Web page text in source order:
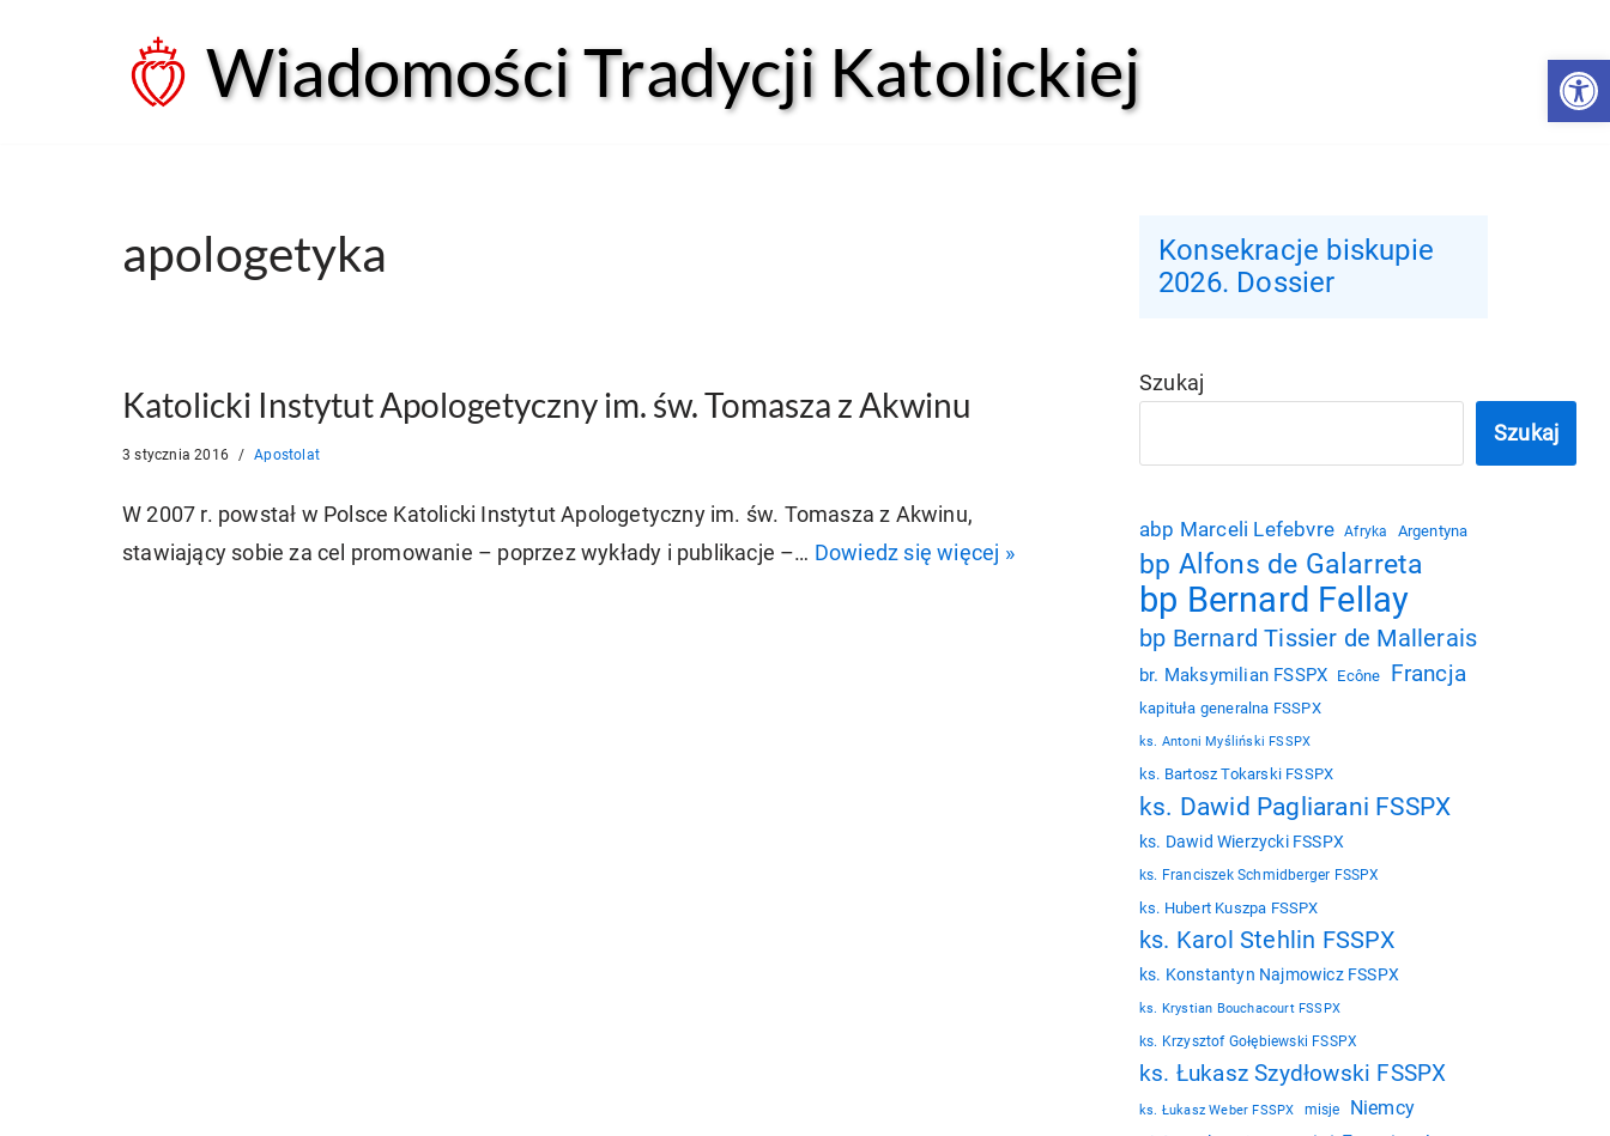
Wiadomości Tradycji Katolickiej
apologetyka
Katolicki Instytut Apologetyczny im. św. Tomasza z Akwinu
3 stycznia 2016 Apostolat
W 2007 r. powstał w Polsce Katolicki Instytut Apologetyczny im. św. Tomasza z Akwinu,
stawiający sobie za cel promowanie – poprzez wykłady i publikacje –… Dowiedz się więcej »
Konsekracje biskupie
2026. Dossier
Szukaj
Szukaj
abp Marceli Lefebvre Afryka Argentyna
bp Alfons de Galarreta
bp Bernard Fellay
bp Bernard Tissier de Mallerais
br. Maksymilian FSSPX Ecône Francja
kapituła generalna FSSPX
ks. Antoni Myśliński FSSPX
ks. Bartosz Tokarski FSSPX
ks. Dawid Pagliarani FSSPX
ks. Dawid Wierzycki FSSPX
ks. Franciszek Schmidberger FSSPX
ks. Hubert Kuszpa FSSPX
ks. Karol Stehlin FSSPX
ks. Konstantyn Najmowicz FSSPX
ks. Krystian Bouchacourt FSSPX
ks. Krzysztof Gołębiewski FSSPX
ks. Łukasz Szydłowski FSSPX
ks. Łukasz Weber FSSPX misje Niemcy